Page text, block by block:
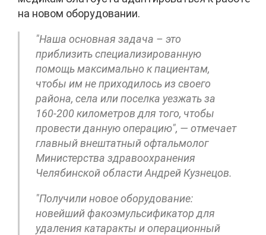
на новом оборудовании.
"Наша основная задача – это
приблизить специализированную
помощь максимально к пациентам,
чтобы им не приходилось из своего
района, села или поселка уезжать за
160-200 километров для того, чтобы
провести данную операцию", — отмечает
главный внештатный офтальмолог
Министерства здравоохранения
Челябинской области Андрей Кузнецов.
"Получили новое оборудование:
новейший факоэмульсификатор для
удаления катаракты и операционный